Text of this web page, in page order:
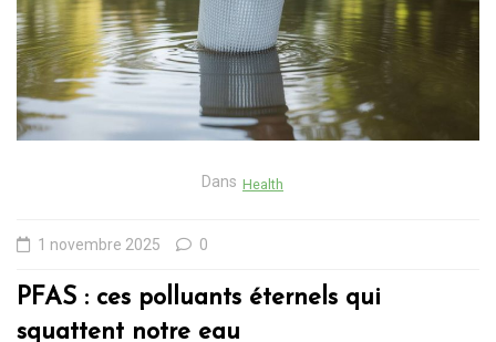
Dans Health
1 novembre 2025 0
PFAS : ces polluants éternels qui
squattent notre eau